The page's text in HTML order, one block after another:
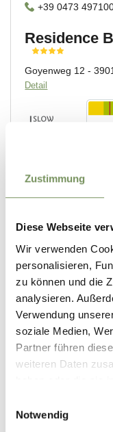
Zustimmung
Diese Webseite
Wir verwenden
personalisieren,
zu können und die
analysieren.
Verwendung
soziale Medien,
Partner führen
weiteren Daten
Notwendig